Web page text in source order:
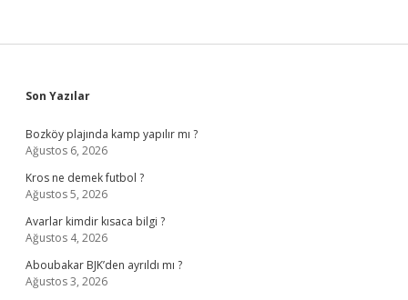
Sidebar
Son Yazılar
Bozköy plajında kamp yapılır mı ?
Ağustos 6, 2026
Kros ne demek futbol ?
Ağustos 5, 2026
Avarlar kimdir kısaca bilgi ?
Ağustos 4, 2026
Aboubakar BJK’den ayrıldı mı ?
Ağustos 3, 2026